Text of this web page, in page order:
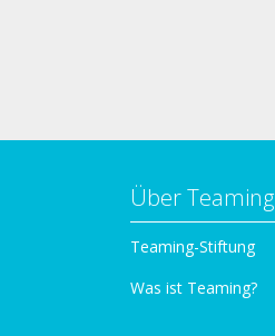
Über Teaming
Teaming-Stiftung
Was ist Teaming?